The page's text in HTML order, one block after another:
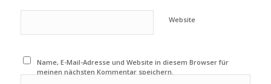
Website
Name, E-Mail-Adresse und Website in diesem Browser für
meinen nächsten Kommentar speichern.